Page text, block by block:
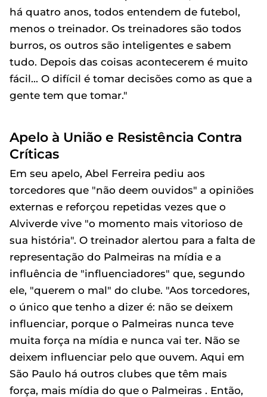
há quatro anos, todos entendem de futebol,
menos o treinador. Os treinadores são todos
burros, os outros são inteligentes e sabem
tudo. Depois das coisas acontecerem é muito
fácil... O difícil é tomar decisões como as que a
gente tem que tomar."
Apelo à União e Resistência Contra
Críticas
Em seu apelo, Abel Ferreira pediu aos
torcedores que "não deem ouvidos" a opiniões
externas e reforçou repetidas vezes que o
Alviverde vive "o momento mais vitorioso de
sua história". O treinador alertou para a falta de
representação do Palmeiras na mídia e a
influência de "influenciadores" que, segundo
ele, "querem o mal" do clube. "Aos torcedores,
o único que tenho a dizer é: não se deixem
influenciar, porque o Palmeiras nunca teve
muita força na mídia e nunca vai ter. Não se
deixem influenciar pelo que ouvem. Aqui em
São Paulo há outros clubes que têm mais
força, mais mídia do que o Palmeiras . Então,